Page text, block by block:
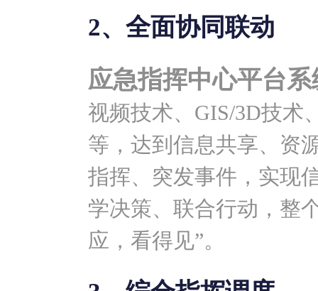
2、全面协同联动
应急指挥中心平台系
视频技术、GIS/3D技术
等，达到信息共享、资
指挥、突发事件，实现
学决策、联合行动，整
应，看得见”。